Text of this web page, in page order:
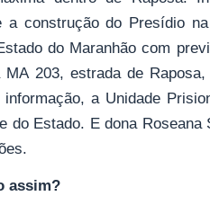
a construção do Presídio
do Maranhão com
MA 203, estrada de
a Unidade
do Estado. E dona
assim?